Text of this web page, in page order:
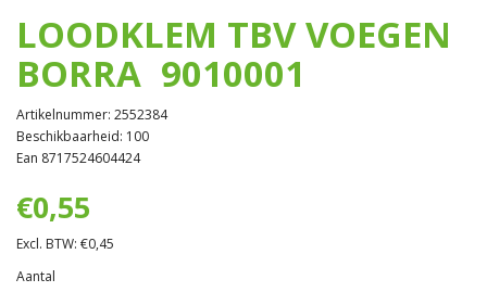
LOODKLEM TBV VOEGEN
BORRA 9010001
Artikelnummer: 2552384
Beschikbaarheid: 100
Ean 8717524604424
€0,55
Excl. BTW: €0,45
Aantal